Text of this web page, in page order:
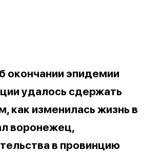
окончании эпидемии
удалось сдержать
как изменилась жизнь в
воронежец,
в провинцию